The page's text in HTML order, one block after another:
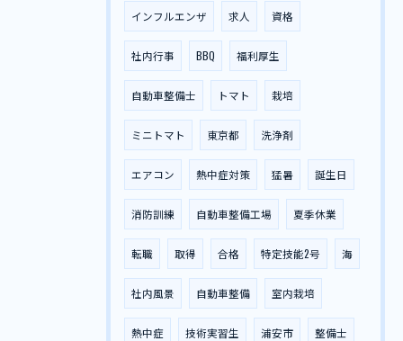
インフルエンザ 求人 資格
社内行事 BBQ 福利厚生
自動車整備士 トマト 栽培
ミニトマト 東京都 洗浄剤
エアコン 熱中症対策 猛暑 誕生日
消防訓練 自動車整備工場 夏季休業
転職 取得 合格 特定技能2号 海
社内風景 自動車整備 室内栽培
熱中症 技術実習生 浦安市 整備士